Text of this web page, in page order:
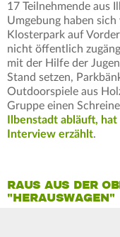
17 Teilnehmende aus
Umgebung haben
Klosterpark auf
nicht öffentlich
mit der Hilfe der
Stand setzen,
Outdoorspiele aus
Gruppe einen
Ilbenstadt abläuft,
Interview erzählt.
RAUS AUS DER
"HERAUSWAGEN"